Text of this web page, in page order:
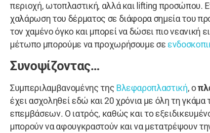
περιοχή, ωτοπλαστική, αλλά και lifting προσώπου.
χαλάρωση του δέρματος σε διάφορα σημεία του
τον χαμένο όγκο και μπορεί να δώσει πιο νεανική
μέτωπο μπορούμε να προχωρήσουμε σε
Συνοψίζοντας…
Συμπεριλαμβανομένης της Βλεφαροπλαστική, ο
έχει ασχοληθεί εδώ και 20 χρόνια με όλη τη
επεμβάσεων. Ο ιατρός, καθώς και το
μπορούν να αφουγκραστούν και να μετατρέψουν